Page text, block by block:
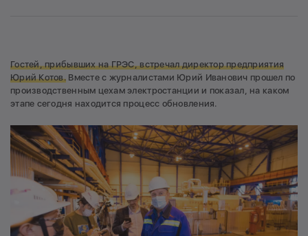
Гостей, прибывших на ГРЭС, встречал директор предприятия
Юрий Котов.Вместе с журналистами Юрий Иванович прошел по
производственным цехам электростанции и показал, на каком
этапе сегодня находится процесс обновления.